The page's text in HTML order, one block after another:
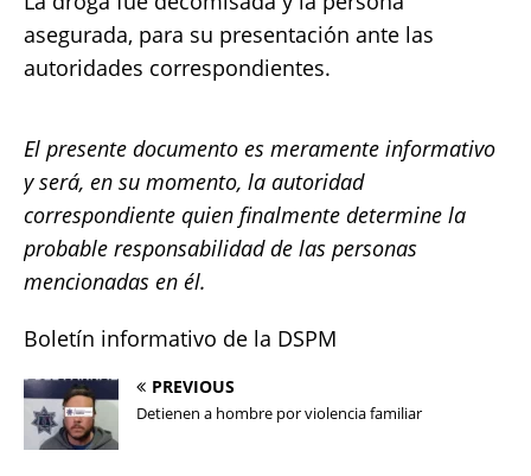
asegurada, para su presentación ante las
autoridades correspondientes.
El presente documento es meramente informativo
y será, en su momento, la autoridad
correspondiente quien finalmente determine la
probable responsabilidad de las personas
mencionadas en él.
Boletín informativo de la DSPM
PREVIOUS
Detienen a hombre por violencia familiar